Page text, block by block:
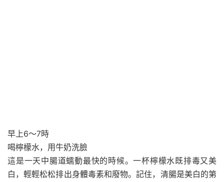
早上6～7時
喝檸檬水，用牛奶洗臉
這是一天中腸道蠕動最快的時候。一杯檸檬水既排毒又美
白，輕輕松松排出身體毒素和廢物。記住，清腸是美白的第